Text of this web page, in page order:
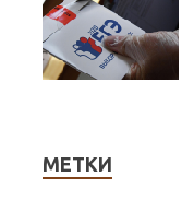
МЕТКИ